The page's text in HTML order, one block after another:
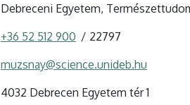
Debreceni Egyetem,
+36 52 512 900 22797
muzsnay@science.unideb.hu
4032 Debrecen Egyetem tér 1